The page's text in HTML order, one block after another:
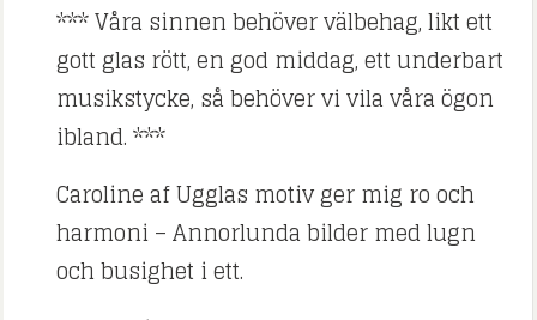
***Våra sinnen behöver välbehag, likt ett
gott glas rött, en god middag, ett underbart
musikstycke, så behöver vi vila våra ögon
ibland. ***
Caroline af Ugglas motiv ger mig ro och
harmoni –Annorlunda bilder med lugn
och busighet i ett.